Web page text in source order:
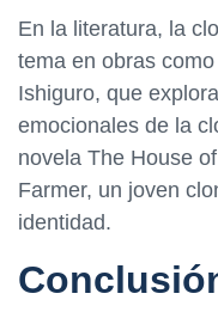
En la literatura, la
tema en obras
Ishiguro, que
emocionales de la
novela The House
Farmer, un joven
identidad.